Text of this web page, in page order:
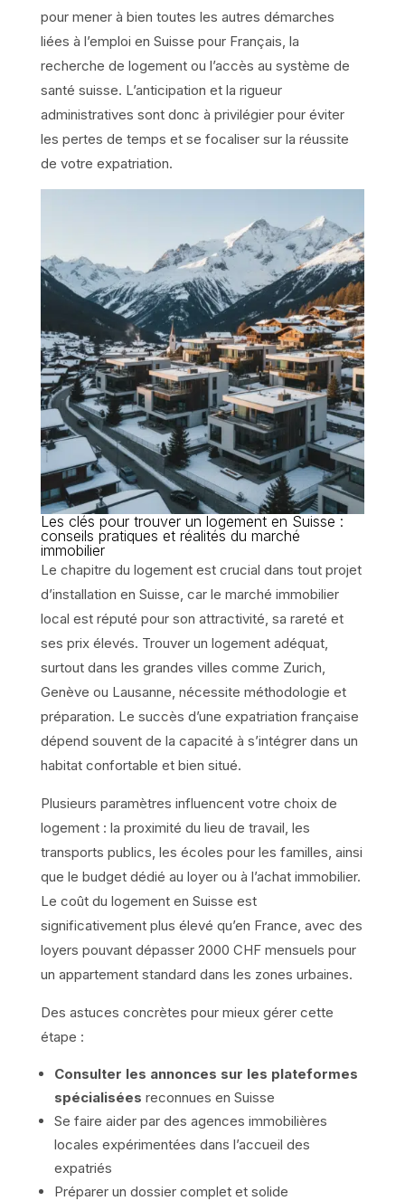
pour mener à bien toutes les autres démarches
liées à l’emploi en Suisse pour Français, la
recherche de logement ou l’accès au système de
santé suisse. L’anticipation et la rigueur
administratives sont donc à privilégier pour éviter
les pertes de temps et se focaliser sur la réussite
de votre expatriation.
Les clés pour trouver un logement en Suisse :
conseils pratiques et réalités du marché
immobilier
Le chapitre du logement est crucial dans tout projet
d’installation en Suisse, car le marché immobilier
local est réputé pour son attractivité, sa rareté et
ses prix élevés. Trouver un logement adéquat,
surtout dans les grandes villes comme Zurich,
Genève ou Lausanne, nécessite méthodologie et
préparation. Le succès d’une expatriation française
dépend souvent de la capacité à s’intégrer dans un
habitat confortable et bien situé.
Plusieurs paramètres influencent votre choix de
logement : la proximité du lieu de travail, les
transports publics, les écoles pour les familles, ainsi
que le budget dédié au loyer ou à l’achat immobilier.
Le coût du logement en Suisse est
significativement plus élevé qu’en France, avec des
loyers pouvant dépasser 2000 CHF mensuels pour
un appartement standard dans les zones urbaines.
Des astuces concrètes pour mieux gérer cette
étape :
Consulter les annonces sur les plateformes
spécialisées reconnues en Suisse
Se faire aider par des agences immobilières
locales expérimentées dans l’accueil des
expatriés
Préparer un dossier complet et solide